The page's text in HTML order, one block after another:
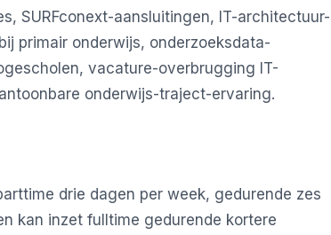
SURFconext-aansluitingen, IT-architectuur-
primair onderwijs, onderzoeksdata-
vacature-overbrugging IT-
onderwijs-traject-ervaring.
drie dagen per week, gedurende zes
kan inzet fulltime gedurende kortere